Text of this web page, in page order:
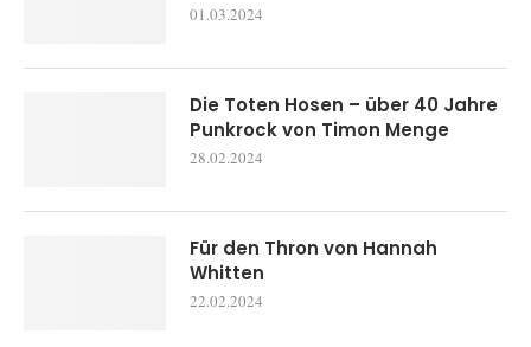
01.03.2024
Die Toten Hosen – über 40 Jahre
Punkrock von Timon Menge
28.02.2024
Für den Thron von Hannah
Whitten
22.02.2024